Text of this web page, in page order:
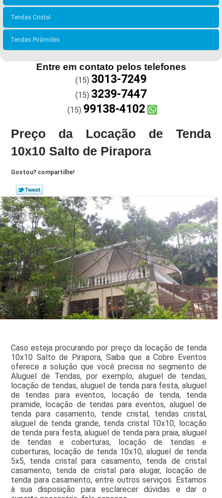
Tendas Cristal
Tendas Pirâmides
Entre em contato pelos telefones
(15) 3013-7249
(15) 3239-7447
(15) 99138-4102
Preço da Locação de Tenda
10x10 Salto de Pirapora
Gostou? compartilhe!
Caso esteja procurando por preço da locação de tenda
10x10 Salto de Pirapora, Saiba que a Cobre Eventos
oferece a solução que você precisa no segmento de
Aluguel de Tendas, por exemplo, aluguel de tendas,
locação de tendas, aluguel de tenda para festa, aluguel
de tendas para eventos, locação de tenda, tenda
piramide, locação de tendas para eventos, aluguel de
tenda para casamento, tende cristal, tendas cristal,
aluguel de tenda grande, tenda cristal 10x10, locação
de tenda para festa, aluguel de tenda para praia, aluguel
de tendas e coberturas, locação de tendas e
coberturas, locação de tenda 10x10, aluguel de tenda
5x5, tenda cristal para casamento, tenda de cristal
casamento, tenda de cristal para alugar, locação de
tenda para casamento, entre outros serviços. Estamos
à sua disposição para esclarecer dúvidas e dar o